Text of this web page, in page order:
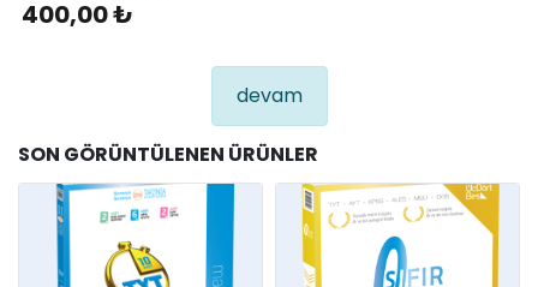
400,00 ₺
devam
SON GÖRÜNTÜLENEN ÜRÜNLER